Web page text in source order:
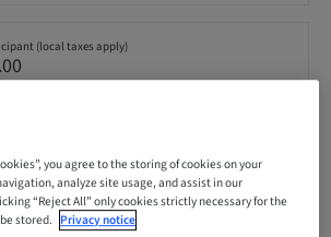
(local taxes apply)
you agree to the storing of cookies on your
analyze site usage, and assist in our
“Reject All” only cookies strictly necessary for the
stored. Privacy notice